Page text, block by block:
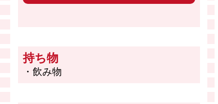
持ち物
・飲み物